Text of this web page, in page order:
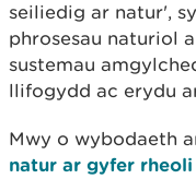
seiliedig ar natur',
phrosesau naturiol
sustemau
llifogydd ac erydu
Mwy o wybodaeth
natur ar gyfer